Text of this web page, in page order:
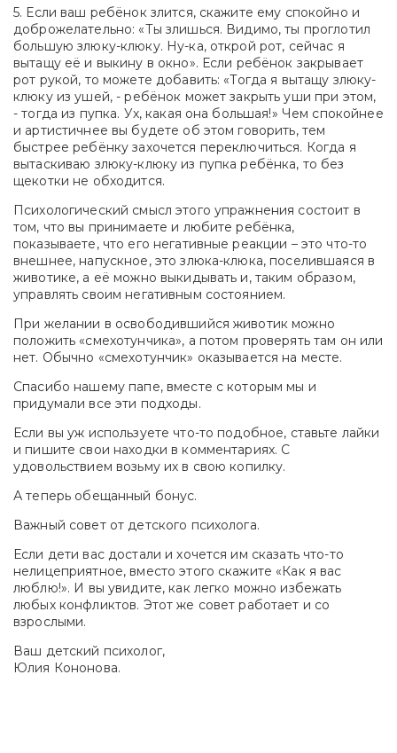
5. Если ваш ребёнок злится, скажите ему спокойно и
доброжелательно: «Ты злишься. Видимо, ты проглотил
большую злюку-клюку. Ну-ка, открой рот, сейчас я
вытащу её и выкину в окно». Если ребёнок закрывает
рот рукой, то можете добавить: «Тогда я вытащу злюку-
клюку из ушей, - ребёнок может закрыть уши при этом,
- тогда из пупка. Ух, какая она большая!» Чем спокойнее
и артистичнее вы будете об этом говорить, тем
быстрее ребёнку захочется переключиться. Когда я
вытаскиваю злюку-клюку из пупка ребёнка, то без
щекотки не обходится.
Психологический смысл этого упражнения состоит в
том, что вы принимаете и любите ребёнка,
показываете, что его негативные реакции – это что-то
внешнее, напускное, это злюка-клюка, поселившаяся в
животике, а её можно выкидывать и, таким образом,
управлять своим негативным состоянием.
При желании в освободившийся животик можно
положить «смехотунчика», а потом проверять там он или
нет. Обычно «смехотунчик» оказывается на месте.
Спасибо нашему папе, вместе с которым мы и
придумали все эти подходы.
Если вы уж используете что-то подобное, ставьте лайки
и пишите свои находки в комментариях. С
удовольствием возьму их в свою копилку.
А теперь обещанный бонус.
Важный совет от детского психолога.
Если дети вас достали и хочется им сказать что-то
нелицеприятное, вместо этого скажите «Как я вас
люблю!». И вы увидите, как легко можно избежать
любых конфликтов. Этот же совет работает и со
взрослыми.
Ваш детский психолог,
Юлия Кононова.